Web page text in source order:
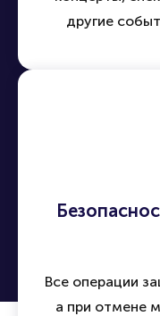
другие
Все операции
а при отмене